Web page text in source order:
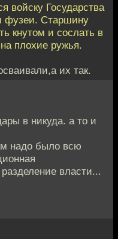
войску Государства
фузеи. Старшину
кнутом и сослать в
плохие ружья.
их так.
в никуда. а то и
надо было всю
власти...